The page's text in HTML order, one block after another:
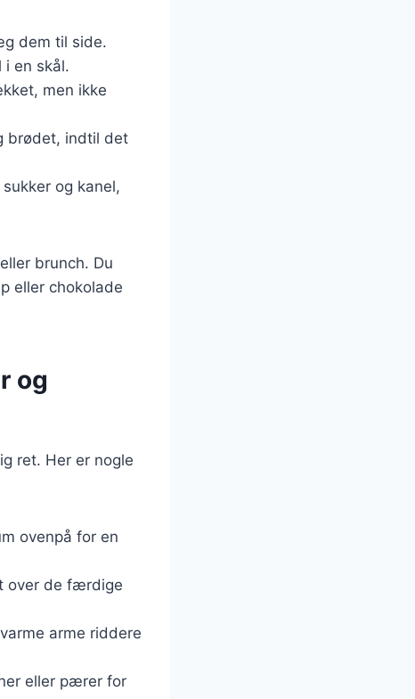
dem til side.
en skål.
men ikke
brødet, indtil det
og kanel,
brunch. Du
eller chokolade
og
ret. Her er nogle
ovenpå for en
over de færdige
arme riddere
eller pærer for